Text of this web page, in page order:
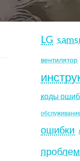
LG
вентилятор
коды
обслуживание
ошибки